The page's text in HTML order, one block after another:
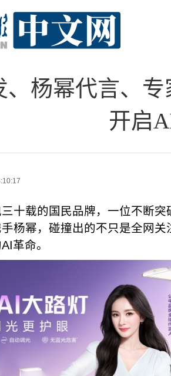
、杨幂代言、
开启
十载的国民品牌，一位不断突
杨幂，碰撞出的不只是全网关
革命。